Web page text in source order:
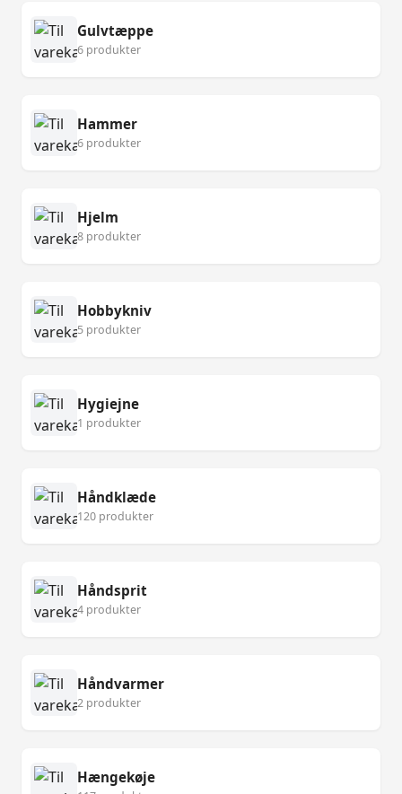
Gulvtæppe
6 produkter
Hammer
6 produkter
Hjelm
8 produkter
Hobbykniv
5 produkter
Hygiejne
1 produkter
Håndklæde
120 produkter
Håndsprit
4 produkter
Håndvarmer
2 produkter
Hængekøje